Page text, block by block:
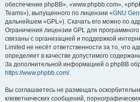
обеспечение phpBB», «www.phpbb.com»,
Teams»), выпущенного по лицензии «GNU
дальнейшем «GPL»). Скачать его можно по
Ограничения лицензии GPL для
связаны с организацией и поддержкой
Limited не несёт ответственности за то, что
определяет в качестве допустимого
За дополнительной информацией о phpBB
https://www.phpbb.com/.
Вы соглашаетесь не размещать
клеветнических сообщений,